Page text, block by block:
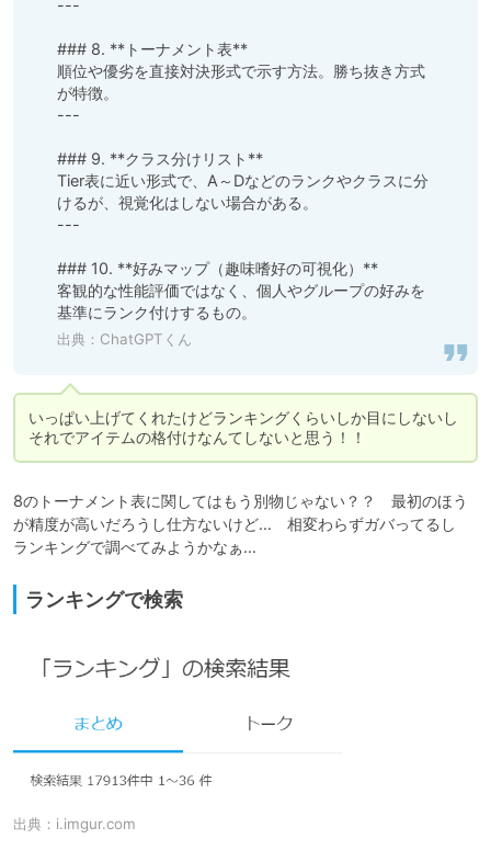
---
### 8. **トーナメント表**
順位や優劣を直接対決形式で示す方法。勝ち抜き方式
が特徴。
---
### 9. **クラス分けリスト**
Tier表に近い形式で、A～Dなどのランクやクラスに分
けるが、視覚化はしない場合がある。
---
### 10. **好みマップ（趣味嗜好の可視化）**
客観的な性能評価ではなく、個人やグループの好みを
出典：ChatGPTくん
いっぱい上げてくれたけどランキングくらいしか目にしないし
それでアイテムの格付けなんてしないと思う！！
8のトーナメント表に関してはもう別物じゃない？？　最初のほう
が精度が高いだろうし仕方ないけど…　相変わらずガバってるし
ランキングで調べてみようかなぁ…
ランキングで検索
出典： i.imgur.com